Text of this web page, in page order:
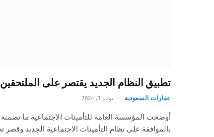
تطبيق النظام الجديد يقتصر على
عقارات السعودية يوليو 3, 2024
أوضحت المؤسسة العامة للتأمينات الاجتماعية ما
بالموافقة على نظام التأمينات الاجتماعية الجديد